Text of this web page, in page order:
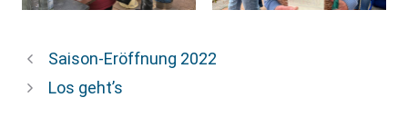
Saison-Eröffnung 2022
Los geht’s